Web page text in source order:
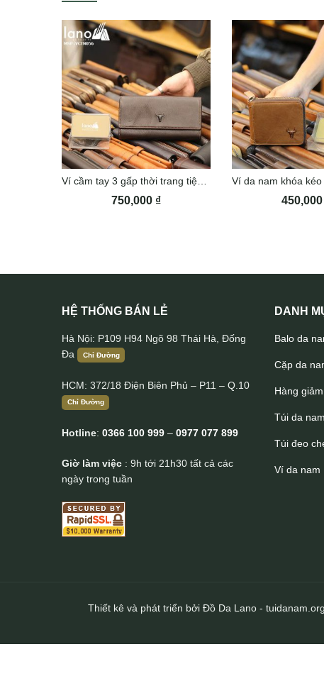
750,000 ₫ 450,000
HỆ THỐNG BÁN LẺ
Hà Nội: P109 H94 Ngõ 98 Thái Hà, Đống
Đa
Chỉ Đường
HCM: 372/18 Điện Biên Phủ – P11 – Q.10
Chỉ Đường
Hotline: 0366 100 999 – 0977 077 899
Giờ làm việc : 9h tới 21h30 tất cả các
ngày trong tuần
DANH
Balo da
Cặp da
Hàng
Túi da nam
Túi đeo
Ví da nam
Thiết kê và phát triển bởi Đồ Da Lano -